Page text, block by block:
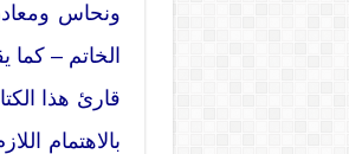
ونحاس
الخاتم –
قارئ هذا
بالاهتمام